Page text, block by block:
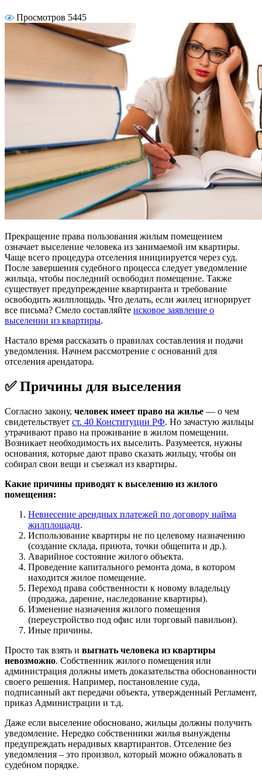
Просмотров 5445
Прекращение права пользования жилым помещением
означает выселение человека из занимаемой им квартиры.
Чаще всего процедура отселения инициируется через суд.
После завершения судебного процесса следует уведомление
жильца, чтобы последний освободил помещение. Также
существует предупреждение квартиранта и требование
освободить жилплощадь. Что делать, если жилец игнорирует
все письма? Смело составляйте исковое заявление о
выселении из квартиры.
Настало время рассказать о правилах составления и подачи
уведомления. Начнем рассмотрение с оснований для
отселения арендатора.
✅ Причины для выселения
Согласно закону, человек имеет право на жилье — о чем
свидетельствует ст. 40 Конституции РФ. Но зачастую жильцы
утрачивают право на проживание в жилом помещении.
Возникает необходимость их выселить. Разумеется, нужны
основания, которые дают право сказать жильцу, чтобы он
собирал свои вещи и съезжал из квартиры.
Какие причины приводят к выселению из жилого
помещения:
Невнесение арендных платежей по договору найма
жилплощади.
Использование квартиры не по целевому назначению
(создание склада, приюта, точки общепита и др.).
Аварийное состояние жилого объекта.
Проведение капитального ремонта дома, в котором
находится жилое помещение.
Переход права собственности к новому владельцу
(продажа, дарение, наследование квартиры).
Изменение назначения жилого помещения
(переустройство под офис или торговый павильон).
Иные причины.
Просто так взять и выгнать человека из квартиры
невозможно. Собственник жилого помещения или
администрация должны иметь доказательства обоснованности
своего решения. Например, постановление суда,
подписанный акт передачи объекта, утвержденный Регламент,
приказ Администрации и т.д.
Даже если выселение обосновано, жильцы должны получить
уведомление. Нередко собственники жилья вынуждены
предупреждать нерадивых квартирантов. Отселение без
уведомления – это произвол, который можно обжаловать в
судебном порядке.